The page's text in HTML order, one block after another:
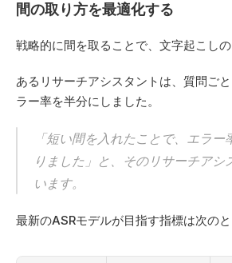
間の取り方を最適化する
戦略的に間を取ることで、文字起こしの
あるリサーチアシスタントは、質問ご
ラー率を半分にしました。
「短い間を入れたことで、エラ
りました」と、そのリサーチアシ
います。
最新のASRモデルが目指す指標は次のと